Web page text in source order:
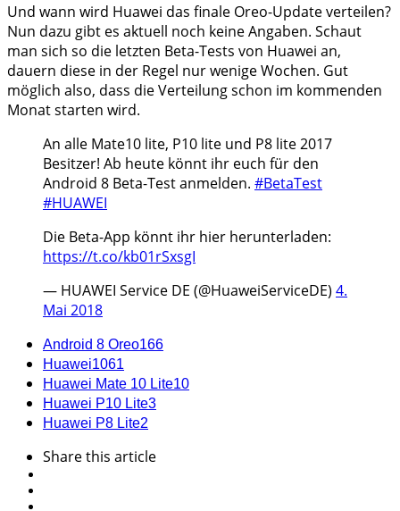
Und wann wird Huawei das finale Oreo-Update verteilen?
Nun dazu gibt es aktuell noch keine Angaben. Schaut
man sich so die letzten Beta-Tests von Huawei an,
dauern diese in der Regel nur wenige Wochen. Gut
möglich also, dass die Verteilung schon im kommenden
Monat starten wird.
An alle Mate10 lite, P10 lite und P8 lite 2017
Besitzer! Ab heute könnt ihr euch für den
Android 8 Beta-Test anmelden. #BetaTest
#HUAWEI
Die Beta-App könnt ihr hier herunterladen:
https://t.co/kb01rSxsgI
— HUAWEI Service DE (@HuaweiServiceDE) 4.
Mai 2018
Android 8 Oreo166
Huawei1061
Huawei Mate 10 Lite10
Huawei P10 Lite3
Huawei P8 Lite2
Sharethis article